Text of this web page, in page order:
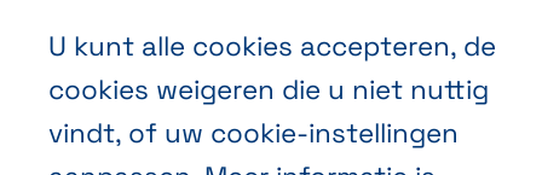
Algemene Verkoopvoorwaarden
Privacybeleid
Cookies
U kunt alle cookies accepteren, de
cookies weigeren die u niet nuttig
vindt, of uw cookie-instellingen